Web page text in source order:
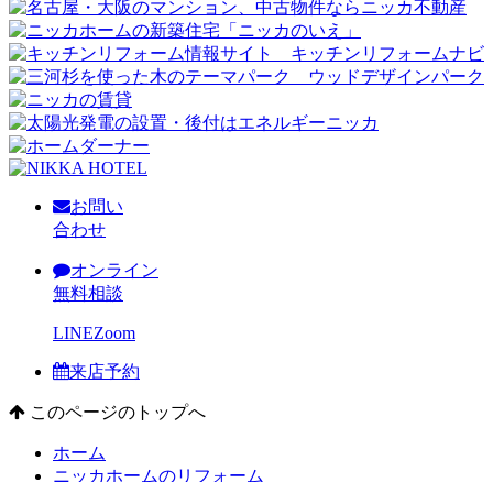
お問い
合わせ
オンライン
無料相談
LINEZoom
来店予約
このページのトップへ
ホーム
ニッカホームのリフォーム